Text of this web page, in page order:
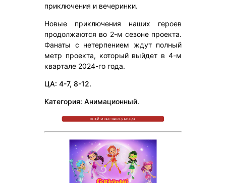
приключения и вечеринки.
Новые приключения наших героев
продолжаются во 2-м сезоне проекта.
Фанаты с нетерпением ждут полный
метр проекта, который выйдет в 4-м
квартале 2024-го года.
ЦА: 4-7, 8-12.
Категория: Анимационный.